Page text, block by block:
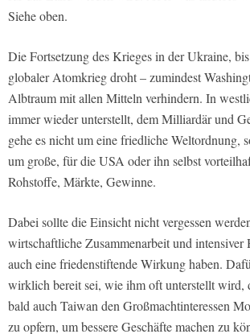
Siehe oben.
Die Fortsetzung des Krieges in der Ukraine,
globaler Atomkrieg droht – zumindest
Albtraum mit allen Mitteln verhindern. In
immer wieder unterstellt, dem Milliardär und
gehe es nicht um eine friedliche Weltordnung,
um große, für die USA oder ihn selbst
Rohstoffe, Märkte, Gewinne.
Dabei sollte die Einsicht nicht vergessen
wirtschaftliche Zusammenarbeit und intensiver
auch eine friedenstiftende Wirkung haben.
wirklich bereit sei, wie ihm oft unterstellt wird,
bald auch Taiwan den Großmachtinteressen
zu opfern, um bessere Geschäfte machen zu